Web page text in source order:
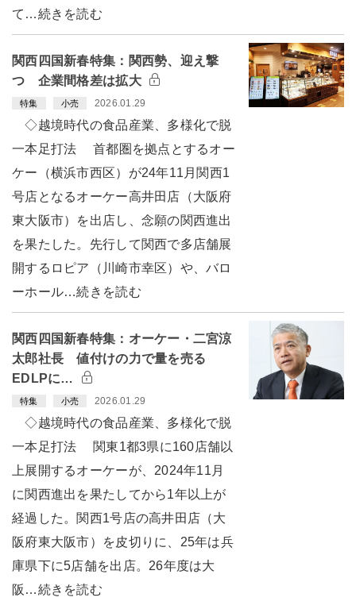
て…続きを読む
関西四国新春特集：関西勢、迎え撃
つ 企業間格差は拡大
特集 小売 2026.01.29
◇越境時代の食品産業、多様化で脱
一本足打法 首都圏を拠点とするオー
ケー（横浜市西区）が24年11月関西1
号店となるオーケー高井田店（大阪府
東大阪市）を出店し、念願の関西進出
を果たした。先行して関西で多店舗展
開するロピア（川崎市幸区）や、バロ
ーホール…続きを読む
関西四国新春特集：オーケー・二宮涼
太郎社長 値付けの力で量を売る
EDLPに…
特集 小売 2026.01.29
◇越境時代の食品産業、多様化で脱
一本足打法 関東1都3県に160店舗以
上展開するオーケーが、2024年11月
に関西進出を果たしてから1年以上が
経過した。関西1号店の高井田店（大
阪府東大阪市）を皮切りに、25年は兵
庫県下に5店舗を出店。26年度は大
阪…続きを読む